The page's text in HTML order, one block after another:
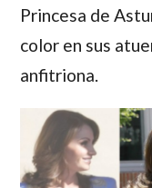
Princesa de
color en sus
anfitriona.